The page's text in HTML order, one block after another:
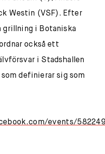
Westin (VSF). Efter
i Botaniska
också ett
i Stadshallen
definierar sig som
events/